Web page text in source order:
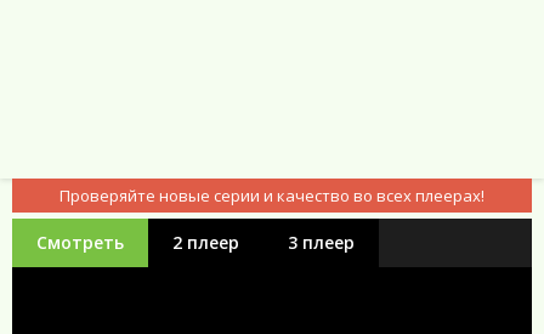
Проверяйте новые серии и качество во всех плеерах!
Смотреть 2 плеер 3 плеер